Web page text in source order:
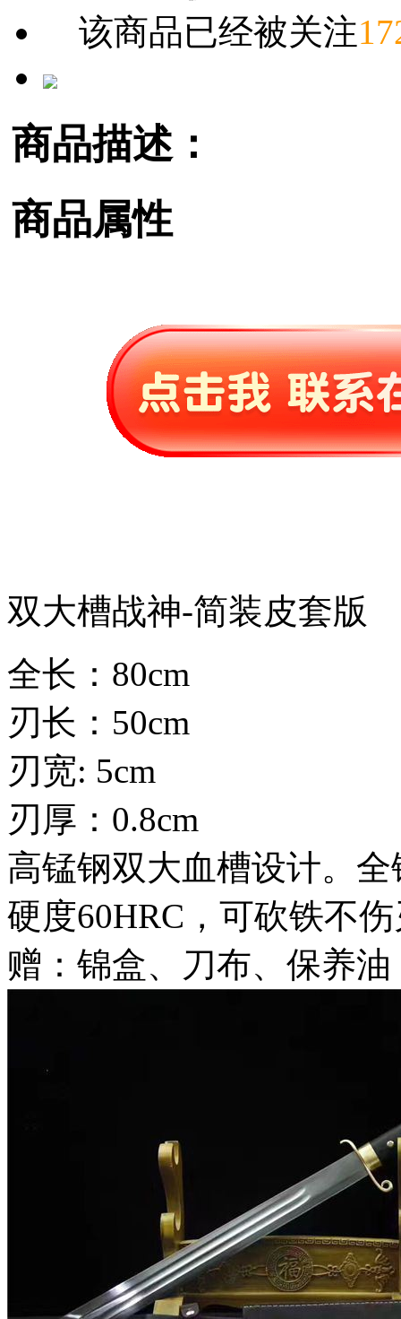
该商品已经被关注
商品描述：
商品属性
双大槽战神-简装皮套版
全长：80cm
刃长：50cm
刃宽: 5cm
刃厚：0.8cm
高锰钢双大血槽设计。全
硬度60HRC，可砍铁不
赠：锦盒、刀布、保养油